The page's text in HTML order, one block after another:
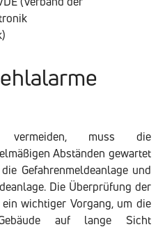
muss die
Abständen gewartet
Gefahrenmeldeanlage und
Die Überprüfung der
wichtiger Vorgang, um die
auf lange Sicht